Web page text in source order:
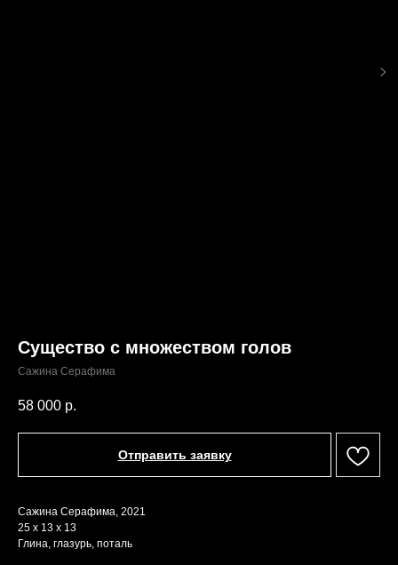
Существо с множеством голов
Сажина Серафима
58 000 р.
Отправить заявку
Сажина Серафима, 2021
25 х 13 х 13
Глина, глазурь, поталь